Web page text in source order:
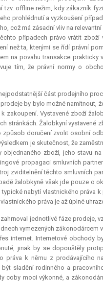
offline režim, kdy zákazník
prohlédnutí a vyzkoušení
což má zásadní vliv narelevantní
případech právo vrátit zboží
než ta, kterými se řídí právní
na povahu transakce prakticky
tím, že právní normy o
část prodejního
by bylo možné namítnout,
zakoupení. Vystavené zboží
stránkách. Žalobkyní vystavené
doručení zvolit osobní
je skutečnost, že
zboží, jeho stavu
propagaci smluvních
zviditelnění těchto smluvních
žalobkyně však jde pouze o
nabytí vlastnického práva
práva je až úplné
jednotlivé fáze prodeje,
vymezených zákonodárcem
internet. Internetové obchody
jinak by se dopouštěly
práva k němu z prodávajícího
sladění rodinného a
coby moci výkonné, a